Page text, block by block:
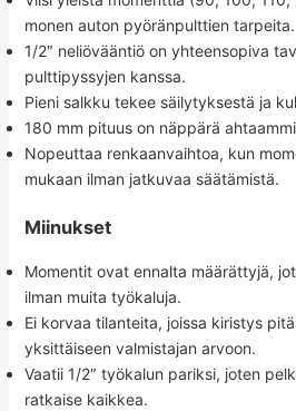
monen auton pyöränpulttien tarpeita.
1/2″ neliövääntiö on yhteensopiva
pulttipyssyjen kanssa.
Pieni salkku tekee säilytyksestä ja
180 mm pituus on näppärä
Nopeuttaa renkaanvaihtoa, kun
mukaan ilman jatkuvaa säätämistä.
Miinukset
Momentit ovat ennalta määrättyjä,
ilman muita työkaluja.
Ei korvaa tilanteita, joissa kiristys
yksittäiseen valmistajan arvoon.
Vaatii 1/2″ työkalun pariksi, joten
ratkaise kaikkea.